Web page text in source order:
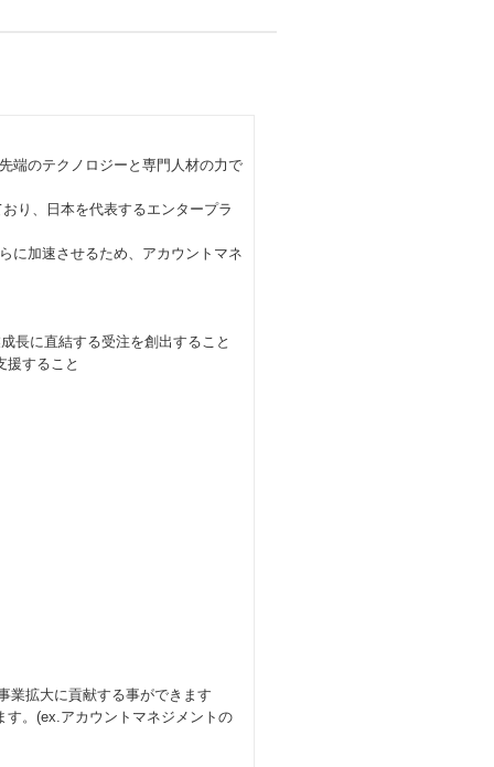
端のテクノロジーと専門人材の力で
り、日本を代表するエンタープラ
に加速させるため、アカウントマネ
長に直結する受注を創出すること
援すること
業拡大に貢献する事ができます
す。(ex.アカウントマネジメントの